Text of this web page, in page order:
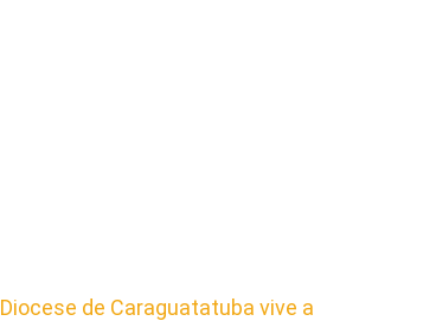
Diocese de Caraguatatuba vive a